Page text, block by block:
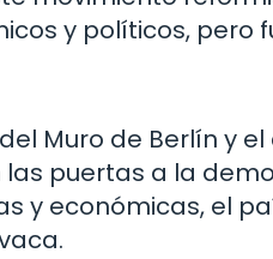
y políticos, pero
del Muro de Berlín y
puertas a la
y económicas, el